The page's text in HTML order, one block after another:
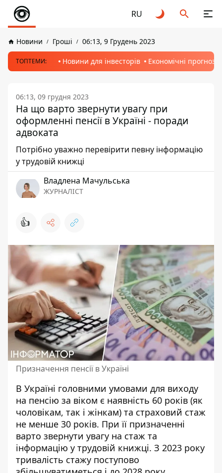
RU
Новини Гроші 06:13, 9 Грудень 2023
ТОПТЕМИ: Новини для інвесторів Економічні прогнози
06:13, 09 грудня 2023
На що варто звернути увагу при
оформленні пенсії в Україні - поради
адвоката
Потрібно уважно перевірити певну інформацію
у трудовій книжці
Владлена Мачульська
ЖУРНАЛІСТ
👍
Призначення пенсії в Україні
В Україні головними умовами для виходу
на пенсію за віком є наявність 60 років (як
чоловікам, так і жінкам) та страховий стаж
не менше 30 років. При її призначенні
варто звернути увагу на стаж та
інформацію у трудовій книжці. З 2023 року
тривалість стажу поступово